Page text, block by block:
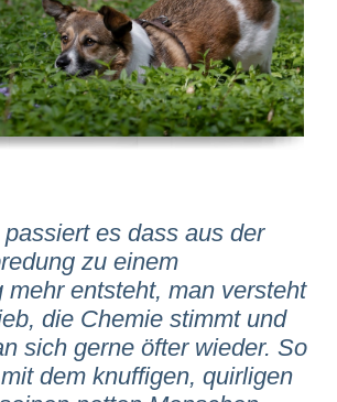
es dass aus der
zu einem
mehr entsteht, man versteht
die Chemie stimmt und
sich gerne öfter wieder. So
dem knuffigen, quirligen